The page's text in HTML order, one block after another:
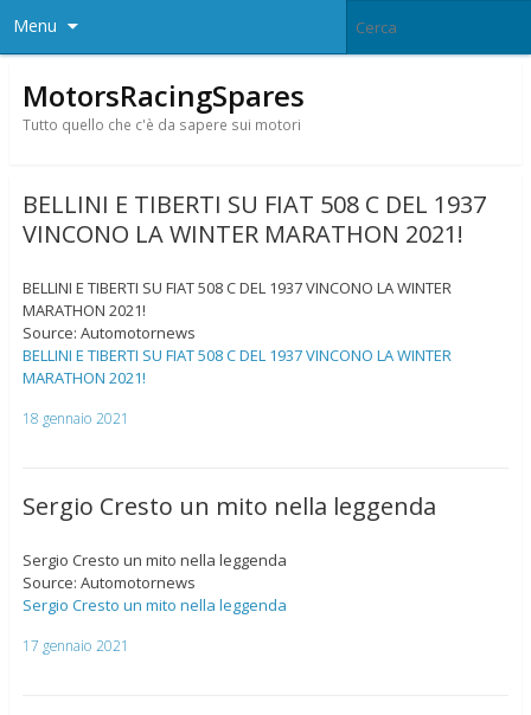
Menu
MotorsRacingSpares
Tutto quello che c'è da sapere sui motori
BELLINI E TIBERTI SU FIAT 508 C DEL 1937
VINCONO LA WINTER MARATHON 2021!
BELLINI E TIBERTI SU FIAT 508 C DEL 1937 VINCONO LA WINTER
MARATHON 2021!
Source: Automotornews
BELLINI E TIBERTI SU FIAT 508 C DEL 1937 VINCONO LA WINTER
MARATHON 2021!
18 gennaio 2021
Sergio Cresto un mito nella leggenda
Sergio Cresto un mito nella leggenda
Source: Automotornews
Sergio Cresto un mito nella leggenda
17 gennaio 2021